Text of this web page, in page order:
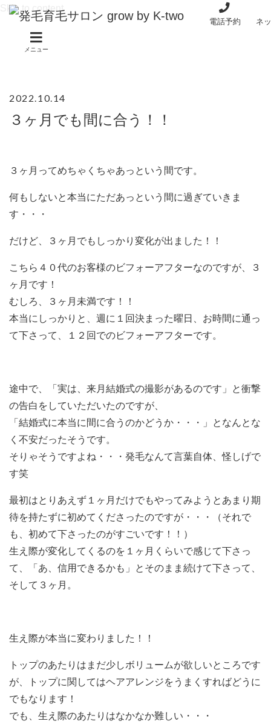
Skip to content
電話予約 ネ
メニュー
2022.10.14
３ヶ月でも間に合う！！
３ヶ月ってめちゃくちゃあっという間です。
何もしないと本当にただあっという間に過ぎていきま
す・・・
だけど、３ヶ月でもしっかり変化が出ました！！
こちら４０代のお客様のビフォーアフターなのですが、３
ヶ月です！
むしろ、３ヶ月未満です！！
本当にしっかりと、週に１回決まった曜日、お時間に通っ
て下さって、１２回でのビフォーアフターです。
途中で、「実は、来月結婚式の撮影があるのです」と衝撃
の告白をしていただいたのですが、
「結婚式に本当に間に合うのかどうか・・・」となんとな
く不安だったそうです。
そりゃそうですよね・・・発毛なんて言葉自体、怪しげで
す笑
最初はとりあえず１ヶ月だけでもやってみようとあまり期
待を持たずに初めてくださったのですが・・・（それで
も、初めて下さったのがすごいです！！）
生え際が変化してくるのを１ヶ月くらいで感じて下さっ
て、「あ、信用できるかも」とそのまま続けて下さって、
そして３ヶ月。
生え際が本当に変わりました！！
トップのあたりはまだ少しボリュームが欲しいところです
が、トップに関してはヘアアレンジをうまくすればどうに
でもなります！
でも、生え際のあたりはなかなか難しい・・・